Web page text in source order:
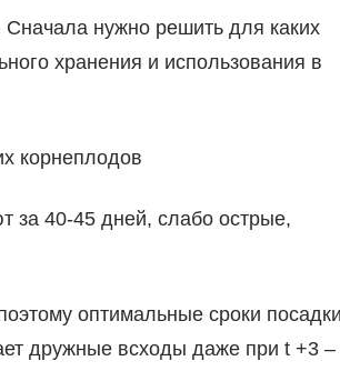
нужно решить для каких
хранения и использования в
корнеплодов
за 40-45 дней, слабо острые,
оптимальные сроки
дружные всходы даже при t +3 –